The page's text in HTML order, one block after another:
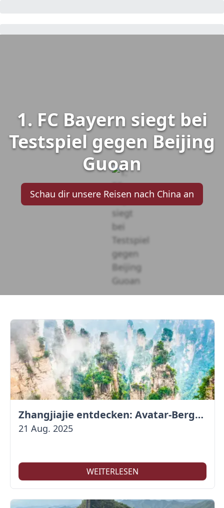
1. FC Bayern siegt bei
Testspiel gegen Beijing
Guoan
Schau dir unsere Reisen nach China an
Zhangjiajie entdecken: Avatar-Berge & Altstadt von Fenghuang
21 Aug. 2025
WEITERLESEN